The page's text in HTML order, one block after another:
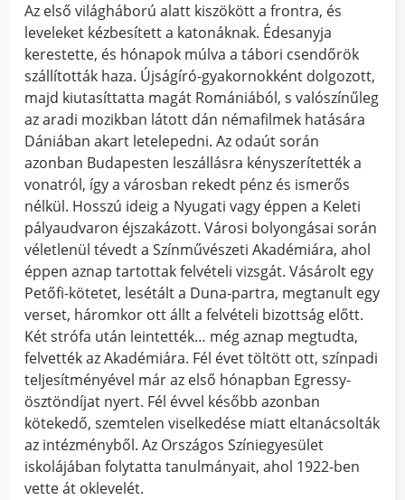
Az első világháború alatt kiszökött a frontra, és
leveleket kézbesített a katonáknak. Édesanyja
kerestette, és hónapok múlva a tábori csendőrök
szállították haza. Újságíró-gyakornokként dolgozott,
majd kiutasíttatta magát Romániából, s valószínűleg
az aradi mozikban látott dán némafilmek hatására
Dániában akart letelepedni. Az odaút során
azonban Budapesten leszállásra kényszerítették a
vonatról, így a városban rekedt pénz és ismerős
nélkül. Hosszú ideig a Nyugati vagy éppen a Keleti
pályaudvaron éjszakázott. Városi bolyongásai során
véletlenül tévedt a Színművészeti Akadémiára, ahol
éppen aznap tartottak felvételi vizsgát. Vásárolt egy
Petőfi-kötetet, lesétált a Duna-partra, megtanult egy
verset, háromkor ott állt a felvételi bizottság előtt.
Két strófa után leintették… még aznap megtudta,
felvették az Akadémiára. Fél évet töltött ott, színpadi
teljesítményével már az első hónapban Egressy-
ösztöndíjat nyert. Fél évvel később azonban
kötekedő, szemtelen viselkedése miatt eltanácsolták
az intézményből. Az Országos Színiegyesület
iskolájában folytatta tanulmányait, ahol 1922-ben
vette át oklevelét.